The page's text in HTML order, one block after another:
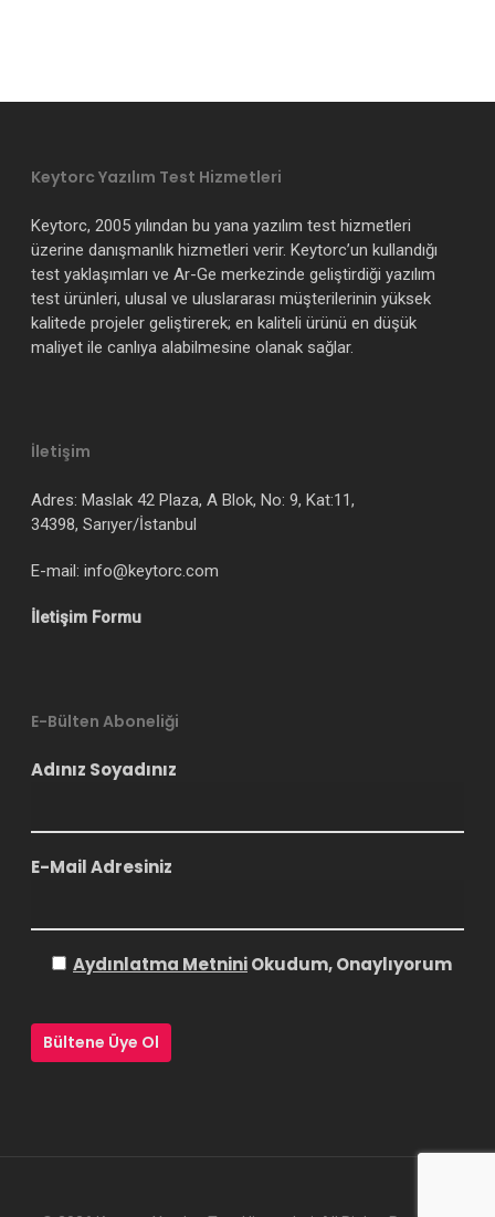
Keytorc Yazılım Test Hizmetleri
Keytorc, 2005 yılından bu yana yazılım test hizmetleri
üzerine danışmanlık hizmetleri verir. Keytorc’un kullandığı
test yaklaşımları ve Ar-Ge merkezinde geliştirdiği yazılım
test ürünleri, ulusal ve uluslararası müşterilerinin yüksek
kalitede projeler geliştirerek; en kaliteli ürünü en düşük
maliyet ile canlıya alabilmesine olanak sağlar.
İletişim
Adres: Maslak 42 Plaza, A Blok, No: 9, Kat:11,
34398, Sarıyer/İstanbul
E-mail: info@keytorc.com
İletişim Formu
E-Bülten Aboneliği
Adınız Soyadınız
E-Mail Adresiniz
Aydınlatma MetniniOkudum, Onaylıyorum